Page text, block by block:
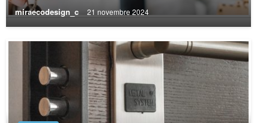
miraecodesign_c 21 novembre 2024